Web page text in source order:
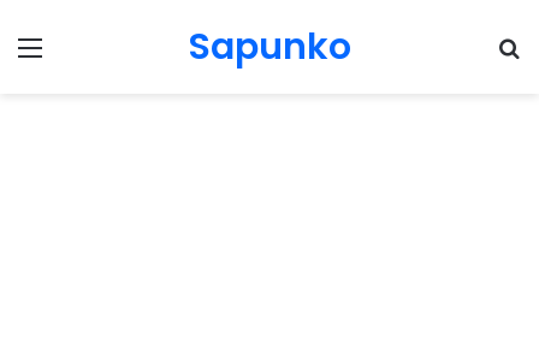
Menu Sapunko